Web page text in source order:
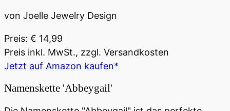
von Joelle Jewelry Design
Preis: € 14,99
Preis inkl. MwSt., zzgl. Versandkosten
Jetzt auf Amazon kaufen*
Namenskette 'Abbeygail'